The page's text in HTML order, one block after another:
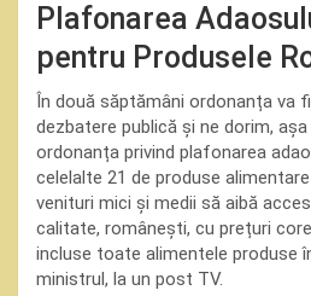
Plafonarea
pentru Produsele
În două săptămâni ordonanța va
dezbatere publică și ne dorim,
ordonanța privind plafonarea
celelalte 21 de produse
venituri mici și medii să aibă
calitate, românești, cu prețuri
incluse toate alimentele produse
ministrul, la un post TV.